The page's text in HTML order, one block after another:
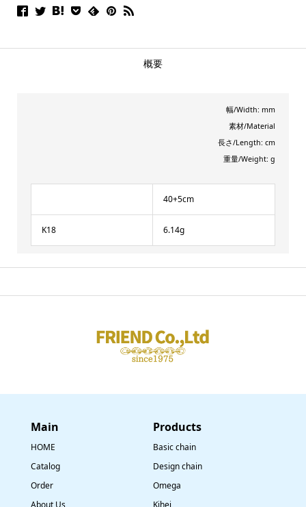
概要
幅/Width: mm
素材/Material
長さ/Length: cm
重量/Weight: g
40+5cm
K18 6.14g
Main
HOME
Catalog
Order
​Products
Basic chain
Design chain
Omega